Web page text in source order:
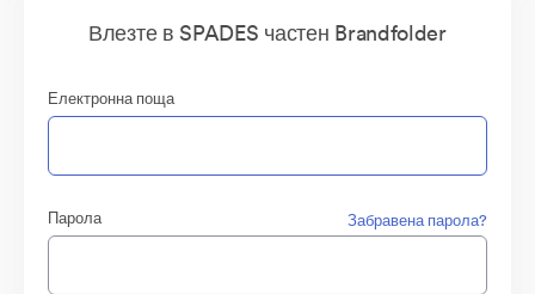
Влезте в SPADES частен Brandfolder
Електронна поща
Парола Забравена парола?